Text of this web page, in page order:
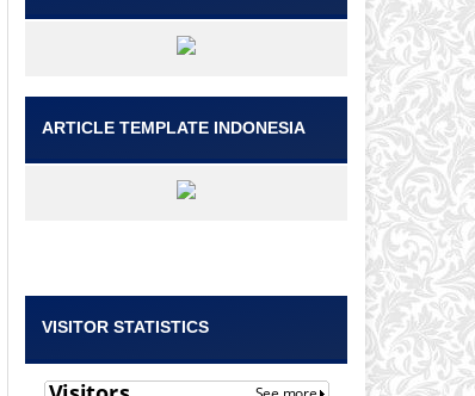
ARTICLE TEMPLATE INDONESIA
VISITOR STATISTICS